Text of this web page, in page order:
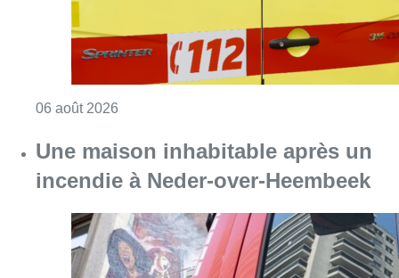
06 août 2026
Une maison inhabitable après un
incendie à Neder-over-Heembeek